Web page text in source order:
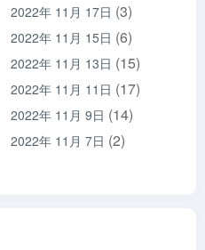
2022年 11月 17日 (3)
2022年 11月 15日 (6)
2022年 11月 13日 (15)
2022年 11月 11日 (17)
2022年 11月 9日 (14)
2022年 11月 7日 (2)